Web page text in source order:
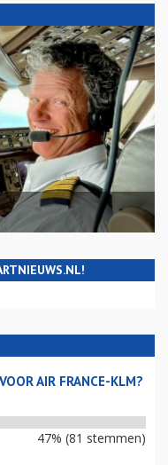
AIR FRANCE-KLM?
47% (81 stemmen)